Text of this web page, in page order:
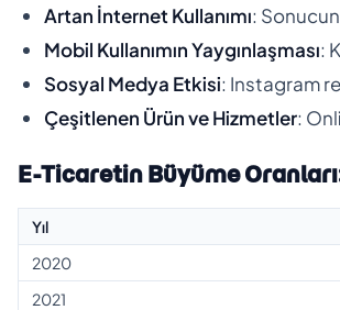
Artan İnternet Kullanımı:
Mobil Kullanımın Yaygınlaşması:
Sosyal Medya Etkisi: Instagram
Çeşitlenen Ürün ve Hizmetler:
E-Ticaretin Büyüme
Yıl
2020
2021